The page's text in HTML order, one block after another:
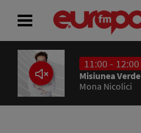
11:00 - 12:00
Misiunea Verde
Mona Nicolici
ACASĂ
ȘTIRI